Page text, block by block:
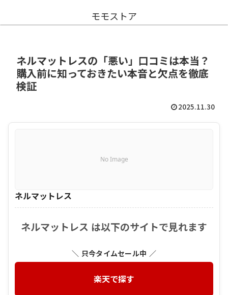
モモストア
ネルマットレスの「悪い」口コミは本当？
購入前に知っておきたい本音と欠点を徹底
検証
2025.11.30
No Image
ネルマットレス
ネルマットレス は以下のサイトで見れます
＼ 只今タイムセール中 ／
楽天で探す